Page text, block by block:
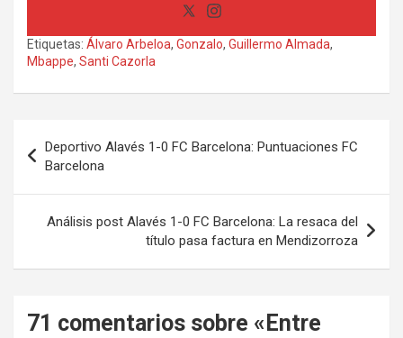
Etiquetas: Álvaro Arbeloa, Gonzalo, Guillermo Almada,
Mbappe, Santi Cazorla
de
entradas
Deportivo Alavés 1-0 FC Barcelona: Puntuaciones FC
Barcelona
Análisis post Alavés 1-0 FC Barcelona: La resaca del
título pasa factura en Mendizorroza
71 comentarios sobre « Entre